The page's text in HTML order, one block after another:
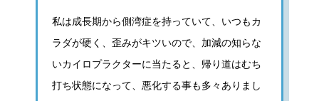
私は成長期から側湾症を持っていて、いつもカ
ラダが硬く、歪みがキツいので、加減の知らな
いカイロプラクターに当たると、帰り道はむち
打ち状態になって、悪化する事も多々ありまし